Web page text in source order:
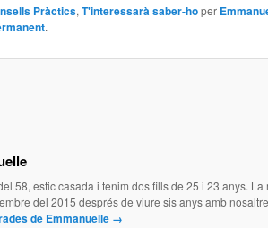
Pràctics, T'interessarà saber-hoper
.
58, estic casada i tenim dos fills de 25 i 23 anys. La
del 2015 després de viure sis anys amb
de Emmanuelle →